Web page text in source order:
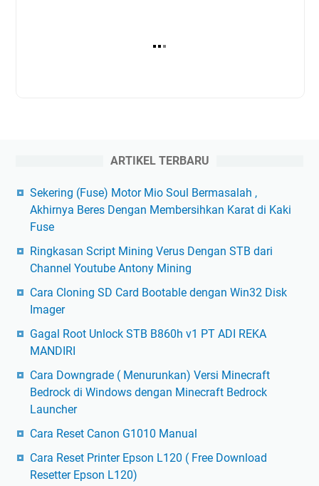
ARTIKEL TERBARU
Sekering (Fuse) Motor Mio Soul Bermasalah ,
Akhirnya Beres Dengan Membersihkan Karat di Kaki
Fuse
Ringkasan Script Mining Verus Dengan STB dari
Channel Youtube Antony Mining
Cara Cloning SD Card Bootable dengan Win32 Disk
Imager
Gagal Root Unlock STB B860h v1 PT ADI REKA
MANDIRI
Cara Downgrade ( Menurunkan) Versi Minecraft
Bedrock di Windows dengan Minecraft Bedrock
Launcher
Cara Reset Canon G1010 Manual
Cara Reset Printer Epson L120 ( Free Download
Resetter Epson L120)